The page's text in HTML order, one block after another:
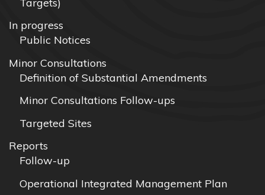
In progress
Public Notices
Minor Consultations
Definition of Substantial Amendments
Minor Consultations Follow-ups
Targeted Sites
Reports
Follow-up
Operational Integrated Management Plan